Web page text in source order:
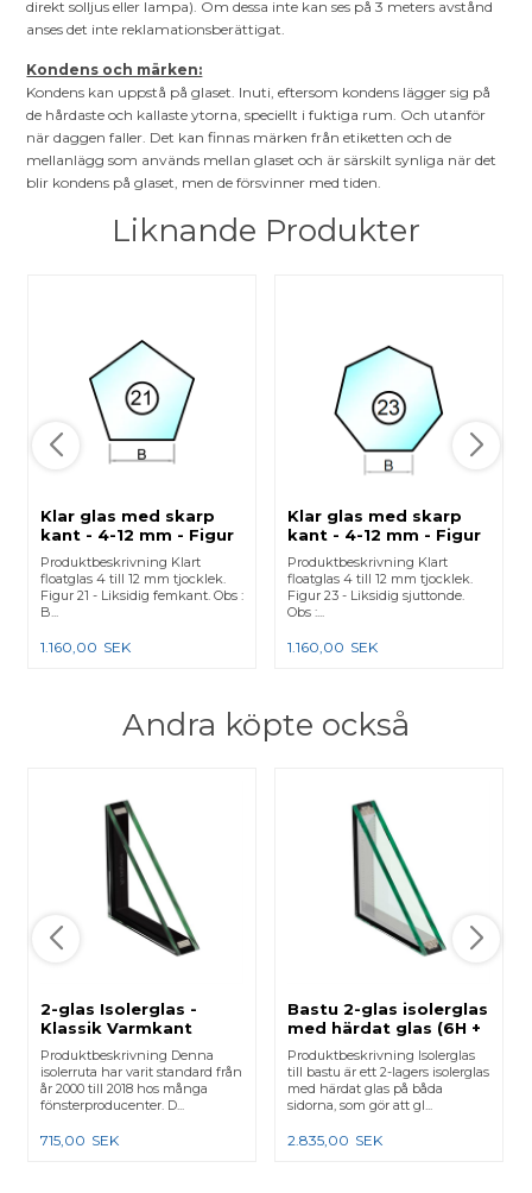
direkt solljus eller lampa). Om dessa inte kan ses på 3 meters avstånd
anses det inte reklamationsberättigat.
Kondens och märken:
Kondens kan uppstå på glaset. Inuti, eftersom kondens lägger sig på
de hårdaste och kallaste ytorna, speciellt i fuktiga rum. Och utanför
när daggen faller. Det kan finnas märken från etiketten och de
mellanlägg som används mellan glaset och är särskilt synliga när det
blir kondens på glaset, men de försvinner med tiden.
Liknande Produkter
Klar glas med skarp
kant - 4-12 mm - Figur
21
Produktbeskrivning Klart
floatglas 4 till 12 mm tjocklek.
Figur 21 - Liksidig femkant. Obs :
B...
1.160,00 SEK
Klar glas med skarp
kant - 4-12 mm - Figur
23
Produktbeskrivning Klart
floatglas 4 till 12 mm tjocklek.
Figur 23 - Liksidig sjuttonde.
Obs :...
1.160,00 SEK
Andra köpte också
2-glas Isolerglas -
Klassik Varmkant
Produktbeskrivning Denna
isolerruta har varit standard från
år 2000 till 2018 hos många
fönsterproducenter. D...
715,00 SEK
Bastu 2-glas isolerglas
med härdat glas (6H +
6H)
Produktbeskrivning Isolerglas
till bastu är ett 2-lagers isolerglas
med härdat glas på båda
sidorna, som gör att gl...
2.835,00 SEK